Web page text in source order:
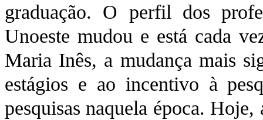
graduação. O perfil dos
Unoeste mudou e está cada
Maria Inês, a mudança mais
estágios e ao incentivo à
pesquisas naquela época. Hoje,